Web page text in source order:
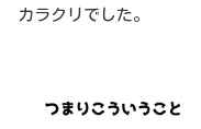
カラクリでした。